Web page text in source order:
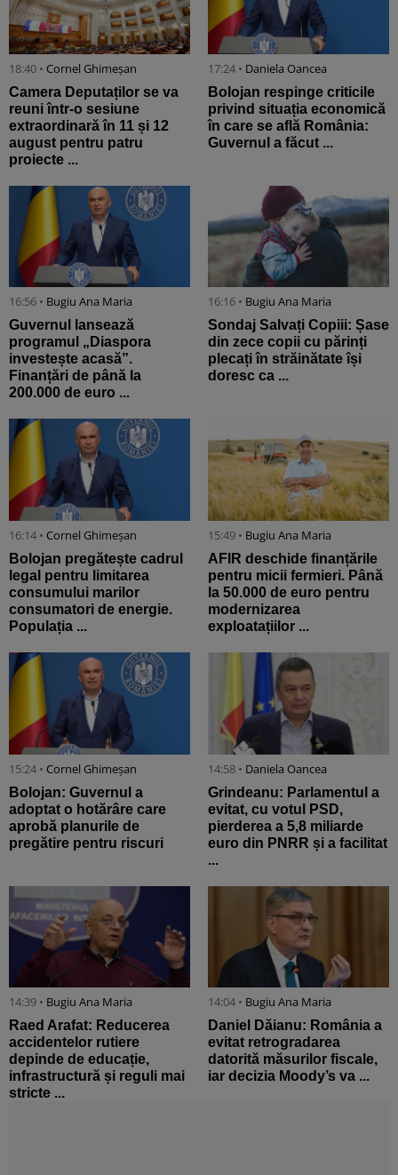
18:40 • Cornel Ghimeșan
Camera Deputaților se va
reuni într-o sesiune
extraordinară în 11 și 12
august pentru patru
proiecte ...
17:24 • Daniela Oancea
Bolojan respinge criticile
privind situația economică
în care se află România:
Guvernul a făcut ...
16:56 • Bugiu ⁠Ana Maria
Guvernul lansează
programul „Diaspora
investește acasă”.
Finanțări de până la
200.000 de euro ...
16:16 • Bugiu ⁠Ana Maria
Sondaj Salvați Copiii: Șase
din zece copii cu părinți
plecați în străinătate își
doresc ca ...
16:14 • Cornel Ghimeșan
Bolojan pregătește cadrul
legal pentru limitarea
consumului marilor
consumatori de energie.
Populația ...
15:49 • Bugiu ⁠Ana Maria
AFIR deschide finanțările
pentru micii fermieri. Până
la 50.000 de euro pentru
modernizarea
exploatațiilor ...
15:24 • Cornel Ghimeșan
Bolojan: Guvernul a
adoptat o hotărâre care
aprobă planurile de
pregătire pentru riscuri
14:58 • Daniela Oancea
Grindeanu: Parlamentul a
evitat, cu votul PSD,
pierderea a 5,8 miliarde
euro din PNRR și a facilitat
...
14:39 • Bugiu ⁠Ana Maria
Raed Arafat: Reducerea
accidentelor rutiere
depinde de educație,
infrastructură și reguli mai
stricte ...
14:04 • Bugiu ⁠Ana Maria
Daniel Dăianu: România a
evitat retrogradarea
datorită măsurilor fiscale,
iar decizia Moody’s va ...